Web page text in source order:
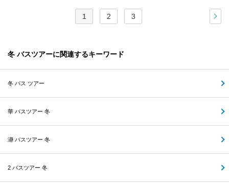
1 2 3
冬 バスツアーに関連するキーワード
冬 バス ツアー
華 バスツアー 冬
瀞 バスツアー 冬
2 バスツアー 冬